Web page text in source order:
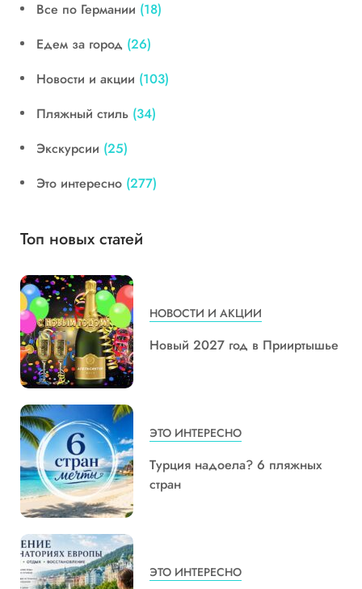
Все по Германии (18)
Едем за город (26)
Новости и акции (103)
Пляжный стиль (34)
Экскурсии (25)
Это интересно (277)
Топ новых статей
НОВОСТИ И АКЦИИ
Новый 2027 год в Прииртышье
ЭТО ИНТЕРЕСНО
Турция надоела? 6 пляжных
стран
ЭТО ИНТЕРЕСНО